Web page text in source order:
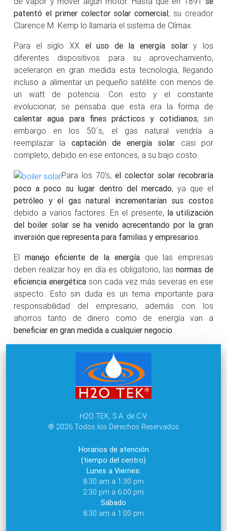
patentó el primer colector solar comercial; su creador
Clarence M. Kemp lo llamaría el sistema de Clímax.
Para el siglo XX el uso de la energía solary los
diferentes dispositivos para su aprovechamiento,
aceleraron en gran medida esta tecnología, llegando
incluso a alimentar un pequeño satélite con menos de
un watt de potencia. Con esto y el constante
evolucionar, se pensaba que esta era la forma de
calentar agua para fines prácticos y cotidianos; sin
embargo en los 50´s, el gas natural vendría a
reemplazar la captación de energía solar casi por
completo, debido en ese entonces, a su bajo costo.
Para los 70’s, el colector solar recobraría
poco a poco su lugar dentro del mercado, ya que el
petróleo y el gas natural incrementarían sus costos
debido a varios factores. En el presente, la utilización
del boiler solar se ha venido acrecentando por la gran
inversión que representa para familias y empresarios
El manejo eficiente de la energíaque las empresas
deben realizar hoy en día es obligatorio, lasnormas de
eficiencia energética son cada vez más severas en ese
aspecto. Esto sin duda es un tema importante para
responsabilidad del empresario, además con los
ahorros tanto de dinero como de energía van a
beneficiar en gran medida a cualquier negocio
H2O TEK, S.A. de C.V.
® 2026 Todos los Derechos Reservados
Horarios de atención
(tiempo del centro)
Lunes a Viernes:
8:30 am a 1:30 pm
2:30 pm a 6:00 pm
Sábado
8:30 am a 1:00 pm